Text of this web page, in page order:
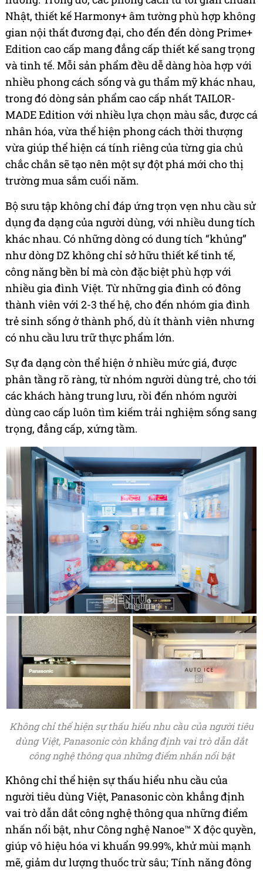
Nhật, thiết kế Harmony+ âm tường phù hợp không
gian nội thất đương đại, cho đến đến dòng Prime+
Edition cao cấp mang đẳng cấp thiết kế sang trọng
và tinh tế. Mỗi sản phẩm đều dễ dàng hòa hợp với
nhiều phong cách sống và gu thẩm mỹ khác nhau,
trong đó dòng sản phẩm cao cấp nhất TAILOR-
MADE Edition với nhiều lựa chọn màu sắc, được cá
nhân hóa, vừa thể hiện phong cách thời thượng
vừa giúp thể hiện cá tính riêng của từng gia chủ
chắc chắn sẽ tạo nên một sự đột phá mới cho thị
trường mua sắm cuối năm.
Bộ sưu tập không chỉ đáp ứng trọn vẹn nhu cầu sử
dụng đa dạng của người dùng, với nhiều dung tích
khác nhau. Có những dòng có dung tích “khủng”
như dòng DZ không chỉ sở hữu thiết kế tinh tế,
công năng bền bỉ mà còn đặc biệt phù hợp với
nhiều gia đình Việt. Từ những gia đình có đông
thành viên với 2-3 thế hệ, cho đến nhóm gia đình
trẻ sinh sống ở thành phố, dù ít thành viên nhưng
có nhu cầu lưu trữ thực phẩm lớn.
Sự đa dạng còn thể hiện ở nhiều mức giá, được
phân tầng rõ ràng, từ nhóm người dùng trẻ, cho tới
các khách hàng trung lưu, rồi đến nhóm người
dùng cao cấp luôn tìm kiếm trải nghiệm sống sang
trọng, đẳng cấp, xứng tầm.
Không chỉ thể hiện sự thấu hiểu nhu cầu của người tiêu
dùng Việt, Panasonic còn khẳng định vai trò dẫn dắt
công nghệ thông qua những điểm nhấn nổi bật
Không chỉ thể hiện sự thấu hiểu nhu cầu của
người tiêu dùng Việt, Panasonic còn khẳng định
vai trò dẫn dắt công nghệ thông qua những điểm
nhấn nổi bật, như Công nghệ Nanoe™ X độc quyền,
giúp vô hiệu hóa vi khuẩn 99.99%, khử mùi mạnh
mẽ, giảm dư lượng thuốc trừ sâu; Tính năng đông